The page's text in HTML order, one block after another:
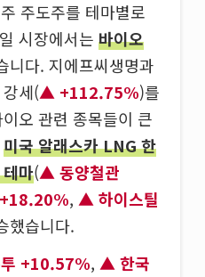
주도주를 테마별로
시장에서는 바이오
니다. 지에프씨생명과
세(
+112.75%)를
오 관련 종목들이 큰
미국 알래스카 LNG 한
마(
동양철관
,
하이스틸
했습니다.
+10.57%,
한국